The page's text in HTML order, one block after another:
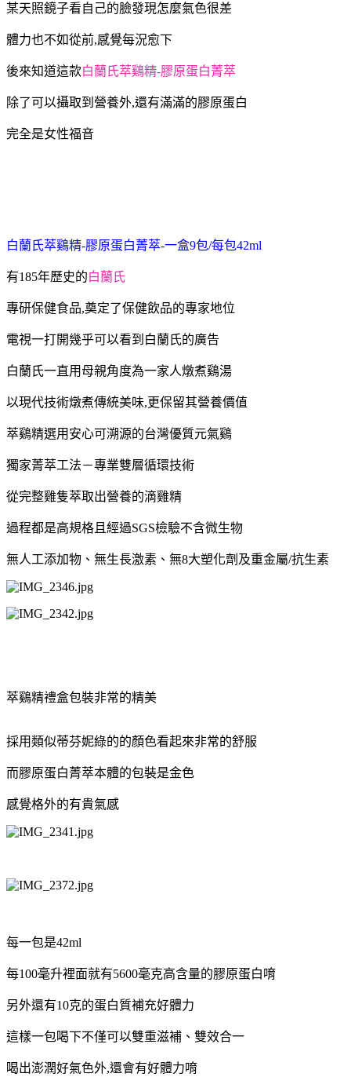
某天照鏡子看自己的臉發現怎麼氣色很差
體力也不如從前,感覺每況愈下
後來知道這款白蘭氏萃鷄精-膠原蛋白菁萃
除了可以攝取到營養外,還有滿滿的膠原蛋白
完全是女性福音
白蘭氏萃鷄精-膠原蛋白菁萃-一盒9包/每包42ml
有185年歷史的白蘭氏
專研保健食品,奠定了保健飲品的專家地位
電視一打開幾乎可以看到白蘭氏的廣告
白蘭氏一直用母親角度為一家人燉煮鷄湯
以現代技術燉煮傳統美味,更保留其營養價值
萃鷄精選用安心可溯源的台灣優質元氣鷄
獨家菁萃工法－專業雙層循環技術
從完整雞隻萃取出營養的滴雞精
過程都是高規格且經過SGS檢驗不含微生物
無人工添加物、無生長激素、無8大塑化劑及重金屬/抗生素
萃鷄精禮盒包裝非常的精美
採用類似蒂芬妮綠的的顏色看起來非常的舒服
而膠原蛋白菁萃本體的包裝是金色
感覺格外的有貴氣感
每一包是42ml
每100毫升裡面就有5600毫克高含量的膠原蛋白唷
另外還有10克的蛋白質補充好體力
這樣一包喝下不僅可以雙重滋補、雙效合一
喝出澎潤好氣色外,還會有好體力唷